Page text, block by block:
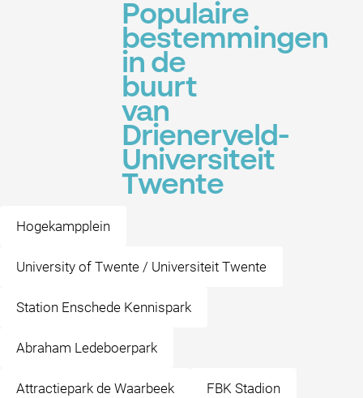
Populaire
bestemmingen
in de
buurt
van
Drienerveld-
Universiteit
Twente
Hogekampplein
University of Twente / Universiteit Twente
Station Enschede Kennispark
Abraham Ledeboerpark
Attractiepark de Waarbeek FBK Stadion